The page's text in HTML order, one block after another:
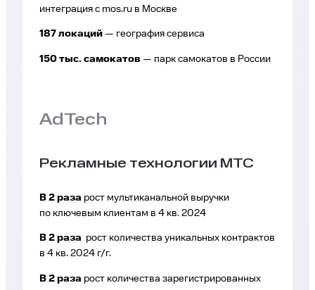
интеграция с mos.ru в Москве
187 локаций — география сервиса
150 тыс. самокатов — парк самокатов в России
AdTech
Рекламные технологии МТС
В 2 раза рост мультиканальной выручки
по ключевым клиентам в 4 кв. 2024
В 2 раза рост количества уникальных контрактов
в 4 кв. 2024 г/г.
В 2 раза рост количества зарегистрированных